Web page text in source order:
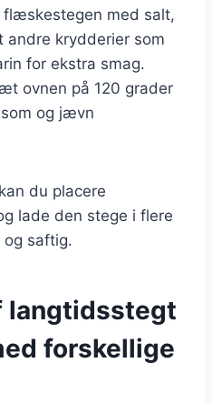
flæskestegen med salt,
andre krydderier som
for ekstra smag.
ovnen på 120 grader
og jævn
du placere
lade den stege i flere
saftig.
langtidsstegt
forskellige